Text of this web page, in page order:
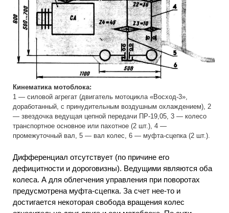
Кинематика мотоблока:
1 — силовой агрегат (двигатель мотоцикла «Восход-3»,
доработанный, с принудительным воздушным охлаждением), 2
— звездочка ведущая цепной передачи ПР-19,05, 3 — колесо
транспортное основное или пахотное (2 шт.), 4 —
промежуточный вал, 5 — вал колес, 6 — муфта-сцепка (2 шт.).
Дифференциал отсутствует (по причине его
дефицитности и дороговизны). Ведущими являются оба
колеса. А для облегчения управления при поворотах
предусмотрена муфта-сцепка. За счет нее-то и
достигается некоторая свобода вращения колес